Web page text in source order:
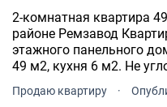
2-комнатная квартира
районе Ремзавод
этажного панельного
49 м2, кухня 6 м2. Не
обратите внимание 1.
Продаю квартиру ·